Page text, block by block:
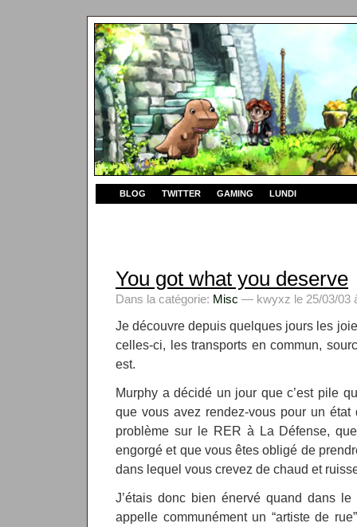
BLOG TWITTER GAMING LUNDI
You got what you deserve
Dans la catégorie: Misc — kwyxz le 25/03/03
Je découvre depuis quelques jours les
celles-ci, les transports en commun,
est.
Murphy a décidé un jour que c’est pile
que vous avez rendez-vous pour un
problème sur le RER à La Défense,
engorgé et que vous êtes obligé de
dans lequel vous crevez de chaud et
J’étais donc bien énervé quand dans
appelle communément un “artiste de